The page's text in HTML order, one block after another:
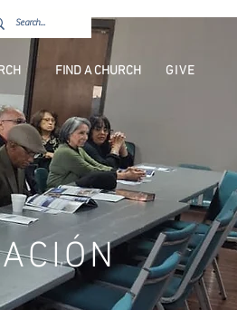
FIND A CHURCH GIVE